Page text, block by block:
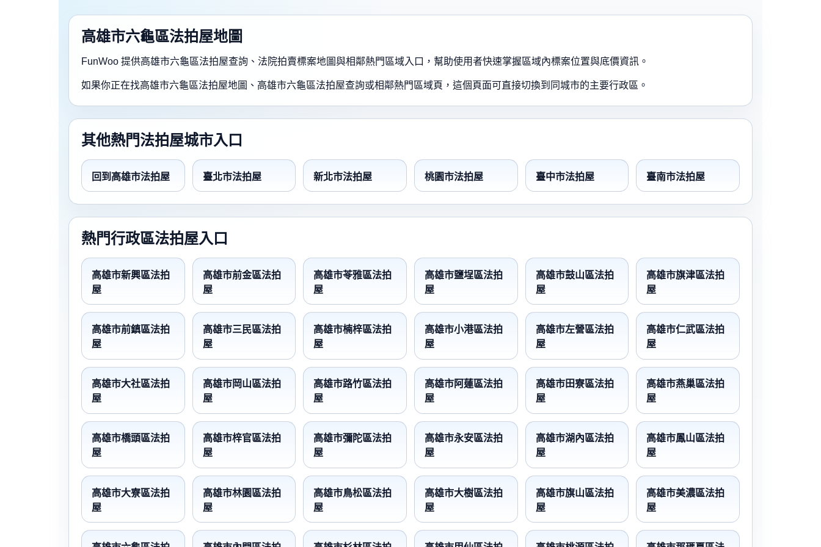
高雄市六龜區法拍屋地圖
FunWoo 提供高雄市六龜區法拍屋查詢、法院拍賣標案地圖與相鄰熱門區域入口，幫助使用者快速掌握區域內標案位置與底價資訊。
如果你正在找高雄市六龜區法拍屋地圖、高雄市六龜區法拍屋查詢或相鄰熱門區域頁，這個頁面可直接切換到同城市的主要行政區。
其他熱門法拍屋城市入口
回到高雄市法拍屋 臺北市法拍屋 新北市法拍屋 桃園市法拍屋 臺中市法拍屋 臺南市法拍屋
熱門行政區法拍屋入口
高雄市新興區法拍
屋
高雄市前金區法拍
屋
高雄市苓雅區法拍
屋
高雄市鹽埕區法拍
屋
高雄市鼓山區法拍
屋
高雄市旗津區法拍
屋
高雄市前鎮區法拍
屋
高雄市三民區法拍
屋
高雄市楠梓區法拍
屋
高雄市小港區法拍
屋
高雄市左營區法拍
屋
高雄市仁武區法拍
屋
高雄市大社區法拍
屋
高雄市岡山區法拍
屋
高雄市路竹區法拍
屋
高雄市阿蓮區法拍
屋
高雄市田寮區法拍
屋
高雄市燕巢區法拍
屋
高雄市橋頭區法拍
屋
高雄市梓官區法拍
屋
高雄市彌陀區法拍
屋
高雄市永安區法拍
屋
高雄市湖內區法拍
屋
高雄市鳳山區法拍
屋
高雄市大寮區法拍
屋
高雄市林園區法拍
屋
高雄市鳥松區法拍
屋
高雄市大樹區法拍
屋
高雄市旗山區法拍
屋
高雄市美濃區法拍
屋